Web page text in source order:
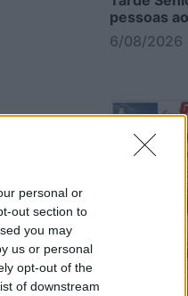
personal or
out section to
you may
us or personal
opt-out of the
of downstream
pessoas
6/08/2026